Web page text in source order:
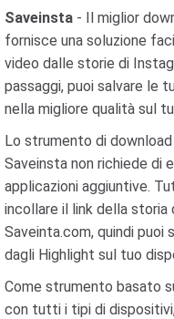
Saveinsta - Il miglior
fornisce una soluzione
video dalle storie di
passaggi, puoi salvare le
nella migliore qualità sul
Lo strumento di
Saveinsta non richiede di
applicazioni aggiuntive.
incollare il link della storia
Saveinta.com, quindi
dagli Highlight sul tuo
Come strumento basato
con tutti i tipi di